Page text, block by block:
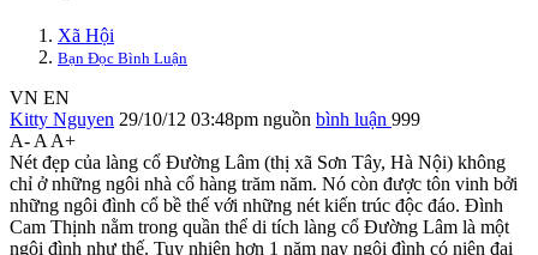
Xã Hội
Bạn Đọc Bình Luận
VN EN
Kitty Nguyen 29/10/12 03:48pm nguồn bình luận 999
A- A A+
Nét đẹp của làng cổ Đường Lâm (thị xã Sơn Tây, Hà Nội) không
chỉ ở những ngôi nhà cổ hàng trăm năm. Nó còn được tôn vinh bởi
những ngôi đình cổ bề thế với những nét kiến trúc độc đáo. Đình
Cam Thịnh nằm trong quần thể di tích làng cổ Đường Lâm là một
ngôi đình như thế. Tuy nhiên hơn 1 năm nay ngôi đình có niên đại